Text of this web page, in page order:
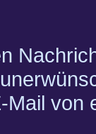
Mail von